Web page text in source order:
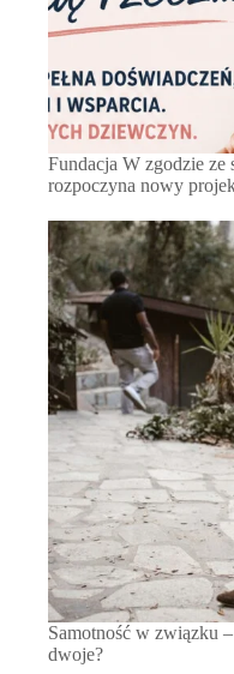
Fundacja W zgodzie ze
rozpoczyna nowy
Samotność w związku
dwoje?